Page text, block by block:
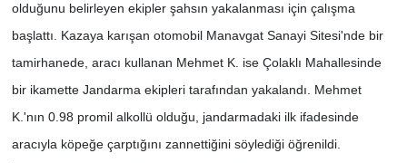
olduğunu belirleyen ekipler şahsın yakalanması için çalışma
başlattı. Kazaya karışan otomobil Manavgat Sanayi Sitesi'nde bir
tamirhanede, aracı kullanan Mehmet K. ise Çolaklı Mahallesinde
bir ikamette Jandarma ekipleri tarafından yakalandı. Mehmet
K.'nın 0.98 promil alkollü olduğu, jandarmadaki ilk ifadesinde
aracıyla köpeğe çarptığını zannettiğini söylediği öğrenildi.